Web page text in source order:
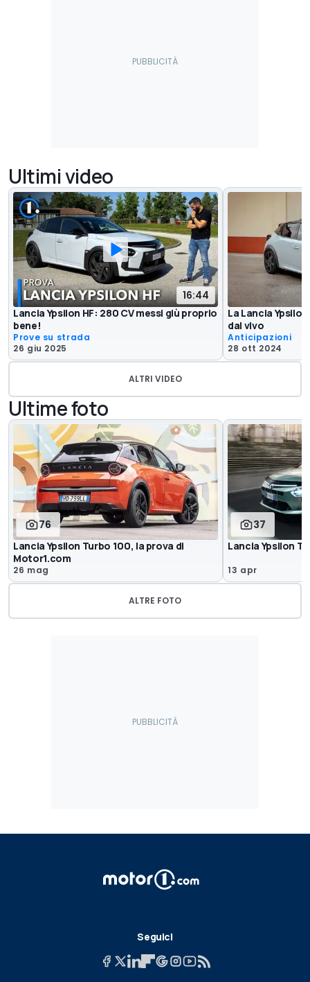
Ultimi video
16:44
Lancia Ypsilon HF: 280 CV messi giù proprio
bene!
Prove su strada
26 giu 2025
La Lancia
dal vivo
Anticipazioni
28 ott 2024
ALTRI VIDEO
Ultime foto
76
Lancia Ypsilon Turbo 100, la prova di
Motor1.com
26 mag
37
Lancia Ypsilon
13 apr
ALTRE FOTO
Seguici